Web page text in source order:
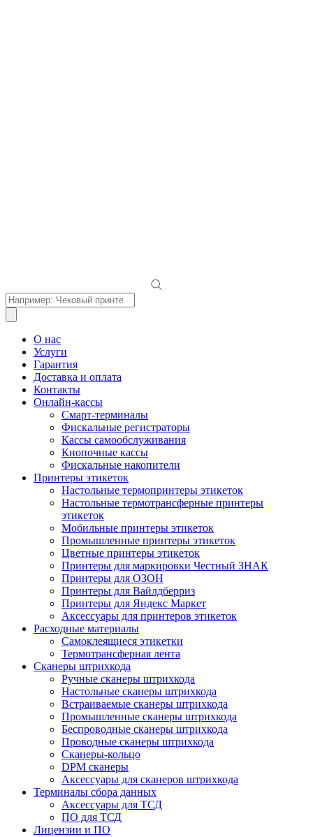
Поиск
товаров
О нас
Услуги
Гарантия
Доставка и оплата
Контакты
Онлайн-кассы
Смарт-терминалы
Фискальные регистраторы
Кассы самообслуживания
Кнопочные кассы
Фискальные накопители
Принтеры этикеток
Настольные термопринтеры этикеток
Настольные термотрансферные принтеры
этикеток
Мобильные принтеры этикеток
Промышленные принтеры этикеток
Цветные принтеры этикеток
Принтеры для маркировки Честный ЗНАК
Принтеры для ОЗОН
Принтеры для Вайлдберриз
Принтеры для Яндекс Маркет
Аксессуары для принтеров этикеток
Расходные материалы
Самоклеящиеся этикетки
Термотрансферная лента
Сканеры штрихкода
Ручные сканеры штрихкода
Настольные сканеры штрихкода
Встраиваемые сканеры штрихкода
Промышленные сканеры штрихкода
Беспроводные сканеры штрихкода
Проводные сканеры штрихкода
Сканеры-кольцо
DPM сканеры
Аксессуары для сканеров штрихкода
Терминалы сбора данных
Аксессуары для ТСД
ПО для ТСД
Лицензии и ПО